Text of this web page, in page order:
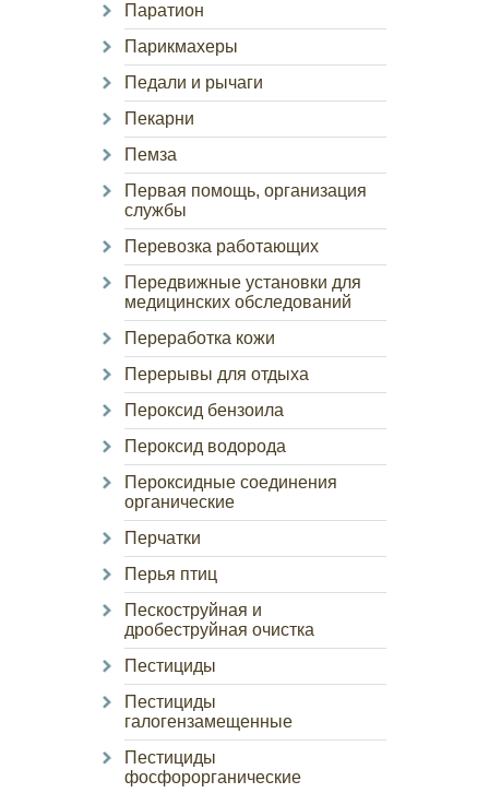
Паратион
Парикмахеры
Педали и рычаги
Пекарни
Пемза
Первая помощь, организация
службы
Перевозка работающих
Передвижные установки для
медицинских обследований
Переработка кожи
Перерывы для отдыха
Пероксид бензоила
Пероксид водорода
Пероксидные соединения
органические
Перчатки
Перья птиц
Пескоструйная и
дробеструйная очистка
Пестициды
Пестициды
галогензамещенные
Пестициды
фосфорорганические